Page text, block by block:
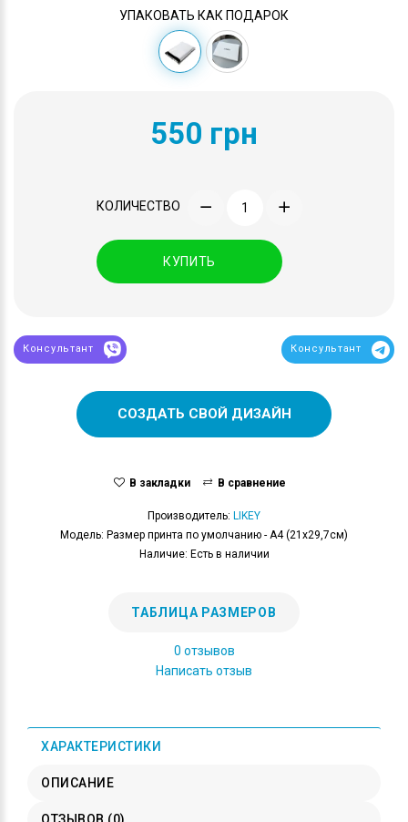
УПАКОВАТЬ КАК ПОДАРОК
550 грн
КОЛИЧЕСТВО
КУПИТЬ
Консультант Консультант
СОЗДАТЬ СВОЙ ДИЗАЙН
В закладки В сравнение
Производитель: LIKEY
Модель: Размер принта по умолчанию - А4 (21x29,7см)
Наличие: Есть в наличии
ТАБЛИЦА РАЗМЕРОВ
0 отзывов
Написать отзыв
ХАРАКТЕРИСТИКИ
ОПИСАНИЕ
ОТЗЫВОВ (0)